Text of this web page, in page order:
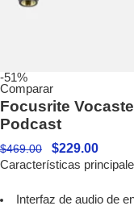
-51%
Comparar
Focusrite
Podcast
$469.00 $229.00
Características
Interfaz de audio de